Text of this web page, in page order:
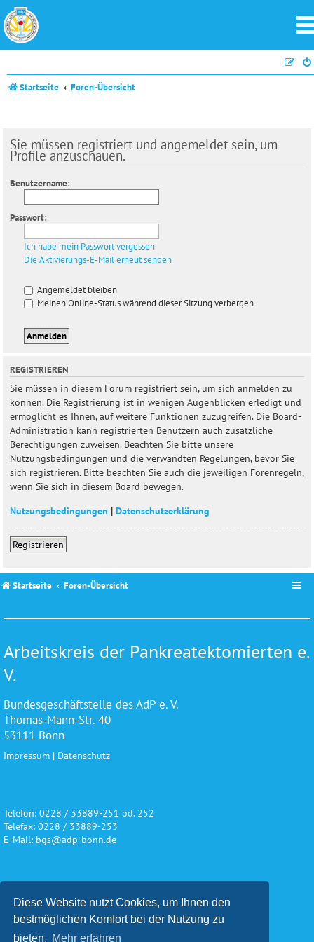
Diese Website nutzt Cookies, um Ihnen den
bestmöglichen Komfort bei der Nutzung zu
bieten. Mehr erfahren
Startseite Foren-Übersicht
Sie müssen registriert und angemeldet sein, um
Profile anzuschauen.
Benutzername:
Passwort:
Ich habe mein Passwort vergessen
Die Aktivierungs-E-Mail erneut senden
Angemeldet bleiben
Meinen Online-Status während dieser Sitzung verbergen
REGISTRIEREN
Sie müssen in diesem Forum registriert sein, um sich anmelden zu
können. Die Registrierung ist in wenigen Augenblicken erledigt und
ermöglicht es Ihnen, auf weitere Funktionen zuzugreifen. Die Board-
Administration kann registrierten Benutzern auch zusätzliche
Berechtigungen zuweisen. Beachten Sie bitte unsere
Nutzungsbedingungen und die verwandten Regelungen, bevor Sie
sich registrieren. Bitte beachten Sie auch die jeweiligen Forenregeln,
wenn Sie sich in diesem Board bewegen.
Nutzungsbedingungen | Datenschutzerklärung
Registrieren
Startseite Foren-Übersicht
Arbeitskreis der Pankreatektomierten e.
V.
Bundesgeschäftstelle des AdP e. V.
Thomas-Mann-Str. 40
53111 Bonn
Impressum | Datenschutz
Telefon: 0228 / 33889-251 od. 252
Telefax: 0228 / 33889-253
E-Mail: bgs@adp-bonn.de
Wir danken für die freundliche
Unterstützung und Förderung